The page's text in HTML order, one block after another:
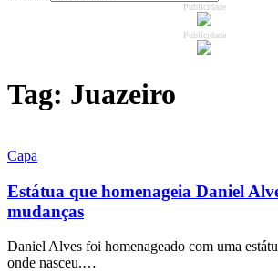
Publicidade
Publicidade
Tag: Juazeiro
Capa
Estátua que homenageia Daniel
mudanças
Daniel Alves foi homenageado com uma
onde nasceu.…